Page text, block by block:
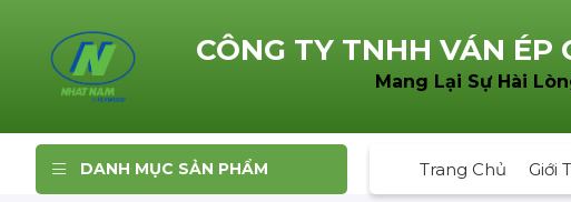
CÔNG TY TNHH VÁN ÉP
Mang Lại Sự Hài
DANH MỤC SẢN PHẨM Trang Chủ Giới